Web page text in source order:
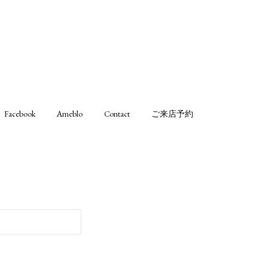
Facebook Ameblo Contact ご来店予約